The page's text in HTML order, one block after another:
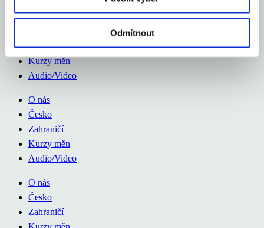
Odmítnout
O nás
Zahraničí
Kurzy měn
Audio/Video
O nás
Česko
Zahraničí
Kurzy měn
Audio/Video
O nás
Česko
Zahraničí